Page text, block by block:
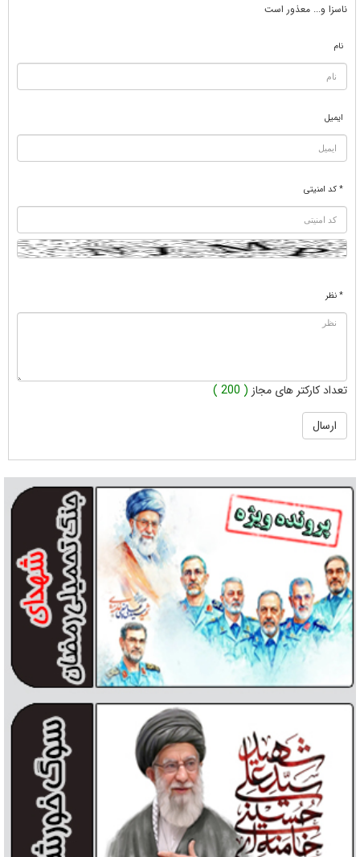
ناسزا و... معذور است
نام
ایمیل
* کد امنیتی
* نظر
تعداد کارکتر های مجاز ( 200 )